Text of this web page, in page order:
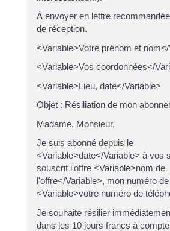
À envoyer en lettre
de réception.
<Variable>Votre prénom et
<Variable>Vos coordonnées</
<Variable>Lieu, date</Variable>
Objet : Résiliation de mon
Madame, Monsieur,
Je suis abonné depuis le
<Variable>date</Variable> à vos
souscrit l'offre <Variable>nom de
l'offre</Variable>, mon numéro
<Variable>votre numéro de
Je souhaite résilier
dans les 10 jours francs à